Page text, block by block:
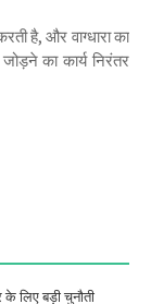
है, और वाग्धारा का
का कार्य निरंतर
के लिए बड़ी चुनौती